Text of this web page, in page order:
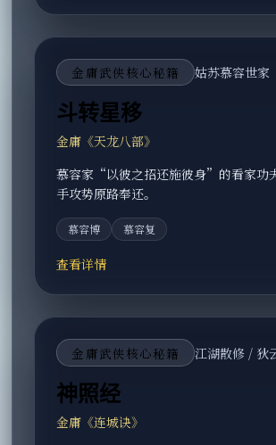
金庸武侠核心秘籍 姑苏慕容世家
斗转星移
金庸《天龙八部》
慕容家“以彼之招还施彼身”的看家功
手攻势原路奉还。
慕容博 慕容复
查看详情
金庸武侠核心秘籍 江湖散修 / 狄
神照经
金庸《连城诀》